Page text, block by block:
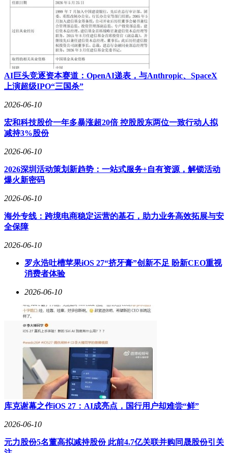
AI巨头竞逐资本赛道：OpenAI递表，与Anthropic、SpaceX
上演超级IPO“三国杀”
2026-06-10
宏和科技股价一年多暴涨超20倍 控股股东两位一致行动人拟
减持3%股份
2026-06-10
2026深圳活动策划新趋势：一站式服务+自有资源，解锁活动
爆火新密码
2026-06-10
海外专线：跨境电商稳定运营的基石，助力业务高效拓展与安
全保障
2026-06-10
罗永浩吐槽苹果iOS 27“挤牙膏”创新不足 盼新CEO重视
消费者体验
2026-06-10
库克谢幕之作iOS 27：AI成亮点，国行用户却难尝“鲜”
2026-06-10
元力股份5名董高拟减持股份 此前4.7亿关联并购同晟股份引关